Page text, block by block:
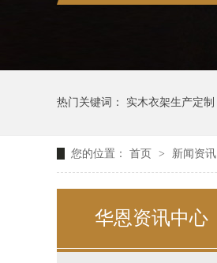
热门关键词： 实木衣架生产定制
您的位置： 首页 > 新闻资讯
华恩资讯中心